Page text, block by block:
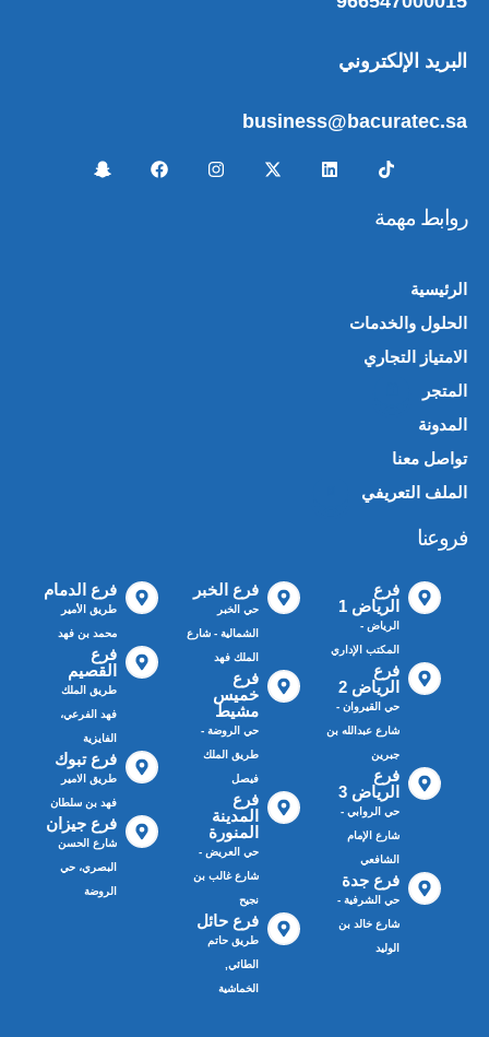
البريد الإلكتروني
business@bacuratec.sa
روابط مهمة
الرئيسية
الحلول والخدمات
الامتياز التجاري
المتجر
المدونة
تواصل معنا
الملف التعريفي
فروعنا
فرع
الرياض 1
الرياض -
المكتب الإداري
فرع
الرياض 2
حي القيروان -
شارع عبدالله بن
جبرين
فرع
الرياض 3
حي الروابي -
شارع الإمام
الشافعي
فرع جدة
حي الشرفية -
شارع خالد بن
الوليد
فرع الخبر
حي الخبر
الشمالية - شارع
الملك فهد
فرع
خميس
مشيط
حي الروضة -
طريق الملك
فيصل
فرع
المدينة
المنورة
حي العريض -
شارع غالب بن
نجيح
فرع حائل
طريق حاتم
الطائي,
الخماشية
فرع الدمام
طريق الأمير
محمد بن فهد
فرع
القصيم
طريق الملك
فهد الفرعي،
الفايزية
فرع تبوك
طريق الامير
فهد بن سلطان
فرع جيزان
شارع الحسن
البصري، حي
الروضة